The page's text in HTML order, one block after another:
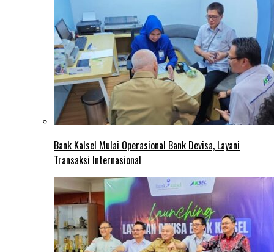
Bank Kalsel Mulai Operasional Bank Devisa, Layani
Transaksi Internasional